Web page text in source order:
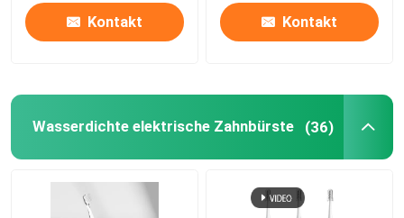
Kontakt Kontakt
Wasserdichte elektrische Zahnbürste (36)